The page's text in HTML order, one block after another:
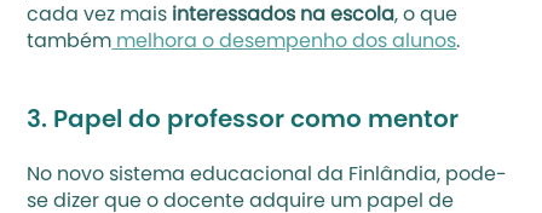
cada vez mais interessados na escola, o que
também melhora o desempenho dos alunos.
3. Papel do professor como mentor
No novo sistema educacional da Finlândia, pode-
se dizer que o docente adquire um papel de